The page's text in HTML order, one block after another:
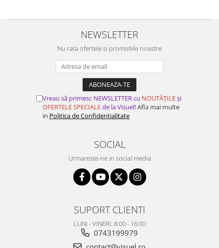
NEWSLETTER
Nu rata ofertele si promotiile noastre
Vreau să primesc NEWSLETTER cu NOUTĂȚILEși
OFERTELE SPECIALEde la Visuel!Afla mai multe
in Politica de Confidentialitate
SOCIAL
Urmareste-ne in social media
SUPORT CLIENTI
LUNI - VINERI: 8:00 - 16:00
0743199979